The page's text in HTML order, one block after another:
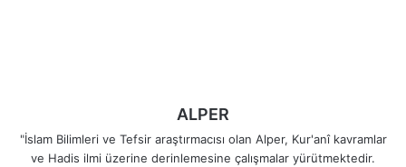
ALPER
"İslam Bilimleri ve Tefsir araştırmacısı olan Alper, Kur'anî kavramlar
ve Hadis ilmi üzerine derinlemesine çalışmalar yürütmektedir.